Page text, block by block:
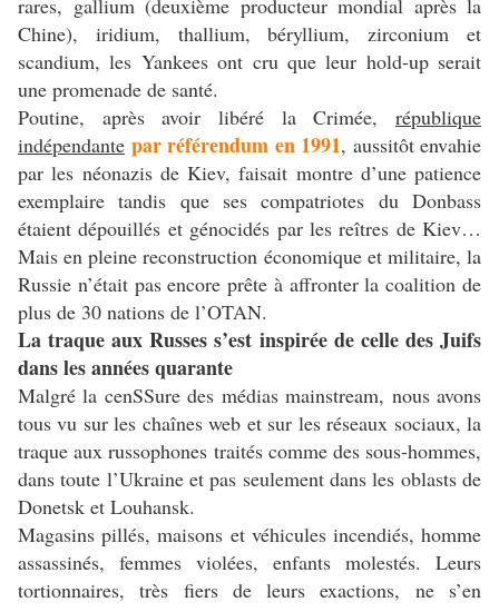
rares, gallium (deuxième producteur mondial après la
Chine), iridium, thallium, béryllium, zirconium et
scandium, les Yankees ont cru que leur hold-up serait
une promenade de santé.
Poutine, après avoir libéré la Crimée, république
indépendante par référendum en 1991, aussitôt envahie
par les néonazis de Kiev, faisait montre d’une patience
exemplaire tandis que ses compatriotes du Donbass
étaient dépouillés et génocidés par les reîtres de Kiev…
Mais en pleine reconstruction économique et militaire, la
Russie n’était pas encore prête à affronter la coalition de
plus de 30 nations de l’OTAN.
La traque aux Russes s’est inspirée de celle des Juifs
dans les années quarante
Malgré la cenSSure des médias mainstream, nous avons
tous vu sur les chaînes web et sur les réseaux sociaux, la
traque aux russophones traités comme des sous-hommes,
dans toute l’Ukraine et pas seulement dans les oblasts de
Donetsk et Louhansk.
Magasins pillés, maisons et véhicules incendiés, homme
assassinés, femmes violées, enfants molestés. Leurs
tortionnaires, très fiers de leurs exactions, ne s’en